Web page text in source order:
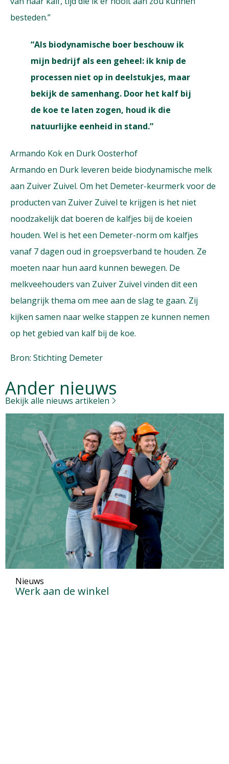
besteden.”
“Als biodynamische boer beschouw ik
mijn bedrijf als een geheel: ik knip de
processen niet op in deelstukjes, maar
bekijk de samenhang. Door het kalf bij
de koe te laten zogen, houd ik die
natuurlijke eenheid in stand.”
Armando Kok en Durk Oosterhof
Armando en Durk leveren beide biodynamische melk
aan Zuiver Zuivel. Om het Demeter-keurmerk voor de
producten van Zuiver Zuivel te krijgen is het niet
noodzakelijk dat boeren de kalfjes bij de koeien
houden. Wel is het een Demeter-norm om kalfjes
vanaf 7 dagen oud in groepsverband te houden. Ze
moeten naar hun aard kunnen bewegen. De
melkveehouders van Zuiver Zuivel vinden dit een
belangrijk thema om mee aan de slag te gaan. Zij
kijken samen naar welke stappen ze kunnen nemen
op het gebied van kalf bij de koe.
Bron: Stichting Demeter
Ander nieuws
Bekijk alle nieuws artikelen
Nieuws
Werk aan de winkel